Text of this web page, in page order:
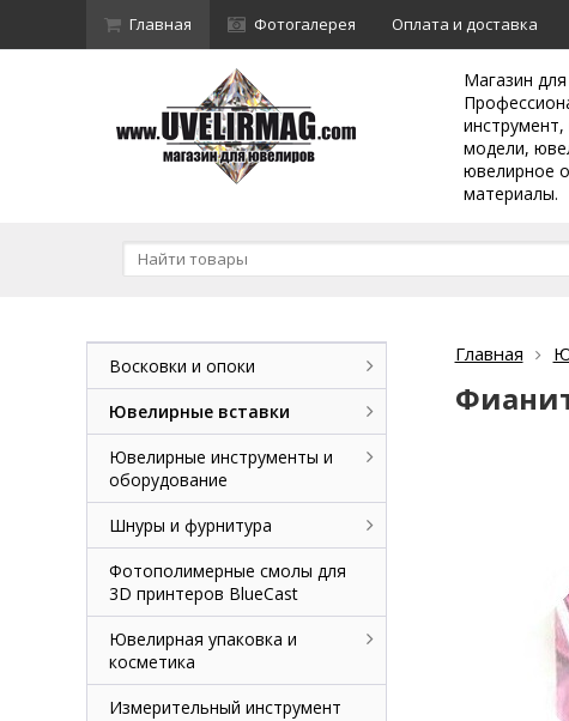
Главная Фотогалерея Оплата и доставка
Магазин
инструмент,
модели,
ювелирное
материалы.
Главная
Восковки и опоки
Ювелирные вставки
Ювелирные инструменты и
оборудование
Шнуры и фурнитура
Фотополимерные смолы для
3D принтеров BlueCast
Ювелирная упаковка и
косметика
Измерительный инструмент